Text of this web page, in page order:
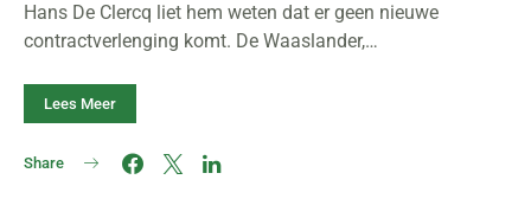
Hans De Clercq liet hem weten dat er geen nieuwe
contractverlenging komt. De Waaslander,…
Lees Meer
Share